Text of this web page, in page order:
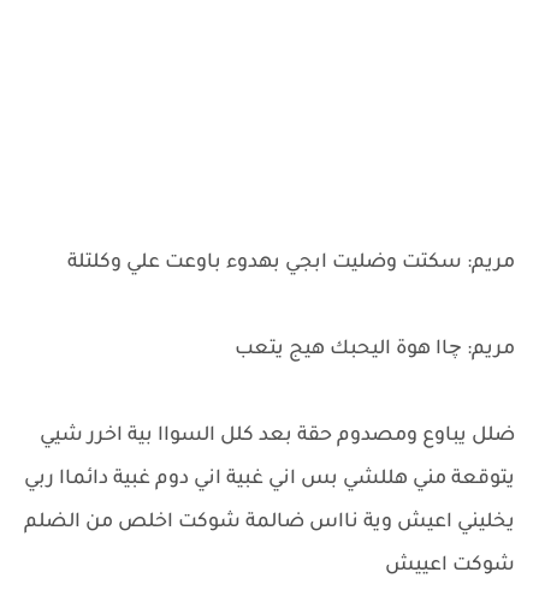
مريم: سكتت وضليت ابجي بهدوء باوعت علي وكلتلة
مريم: چاا هوة اليحبك هيج يتعب
ضلل يباوع ومصدوم حقة بعد كلل السواا بية اخرر شيي
يتوقعة مني هللشي بس اني غبية اني دوم غبية دائماا ربي
يخليني اعيش وية نااس ضالمة شوكت اخلص من الضلم
شوكت اعييش